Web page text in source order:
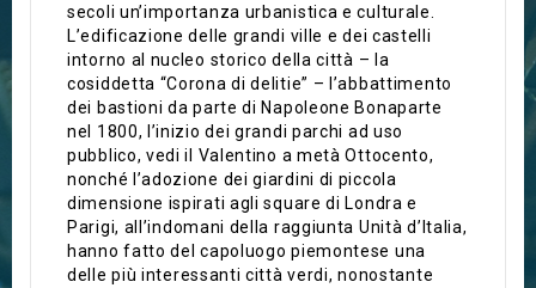
secoli un’importanza urbanistica e culturale.
L’edificazione delle grandi ville e dei castelli
intorno al nucleo storico della città – la
cosiddetta “Corona di delitie” – l’abbattimento
dei bastioni da parte di Napoleone Bonaparte
nel 1800, l’inizio dei grandi parchi ad uso
pubblico, vedi il Valentino a metà Ottocento,
nonché l’adozione dei giardini di piccola
dimensione ispirati agli square di Londra e
Parigi, all’indomani della raggiunta Unità d’Italia,
hanno fatto del capoluogo piemontese una
delle più interessanti città verdi, nonostante